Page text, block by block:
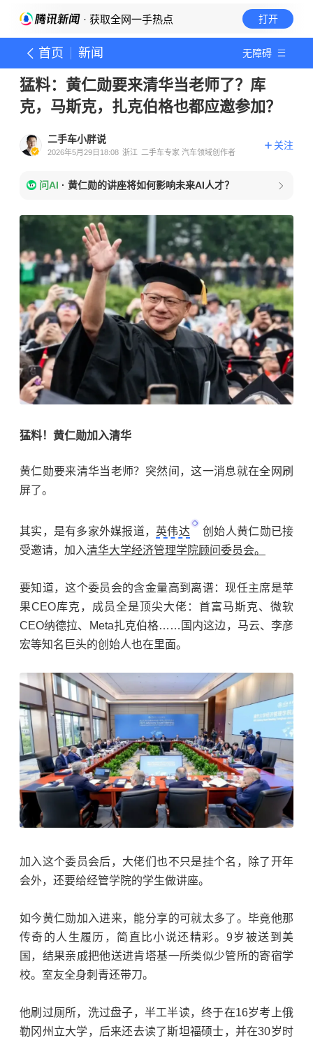
· 获取全网一手热点 打开
首页 新闻 无障碍
猛料：黄仁勋要来清华当老师了？库
克，马斯克，扎克伯格也都应邀参加？
二手车小胖说
2026年5月29日18:08 浙江 二手车专家 汽车领域创作者
关注
问AI · 黄仁勋的讲座将如何影响未来AI人才？
猛料！黄仁勋加入清华
黄仁勋要来清华当老师？突然间，这一消息就在全网刷
屏了。
其实，是有多家外媒报道， 英伟达
创始人黄仁勋已接
受邀请，加入清华大学经济管理学院顾问委员会。
要知道，这个委员会的含金量高到离谱：现任主席是苹
果CEO库克，成员全是顶尖大佬：首富马斯克、微软
CEO纳德拉、Meta扎克伯格……国内这边， 马云、 李彦
宏等知名巨头的创始人也在里面。
加入这个委员会后，大佬们也不只是挂个名，除了开年
会外，还要给经管学院的学生做讲座。
如今黄仁勋加入进来，能分享的可就太多了。毕竟他那
传奇的人生履历，简直比小说还精彩。9岁被送到美
国，结果亲戚把他送进肯塔基一所类似少管所的寄宿学
校。室友全身刺青还带刀。
他刷过厕所，洗过盘子，半工半读，终于在16岁考上俄
勒冈州立大学，后来还去读了斯坦福硕士，并在30岁时